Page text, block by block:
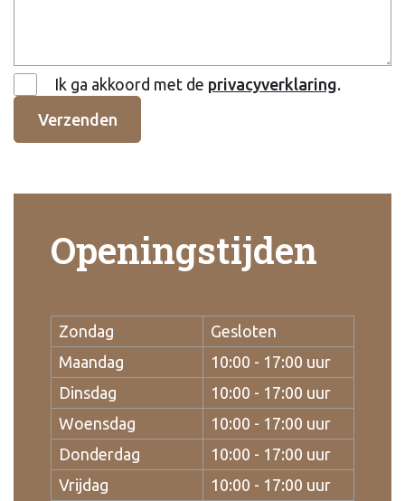
Ik ga akkoord met de privacyverklaring.
Verzenden
Openingstijden
Zondag
Gesloten
Maandag
10:00 - 17:00 uur
Dinsdag
10:00 - 17:00 uur
Woensdag
10:00 - 17:00 uur
Donderdag
10:00 - 17:00 uur
Vrijdag
10:00 - 17:00 uur